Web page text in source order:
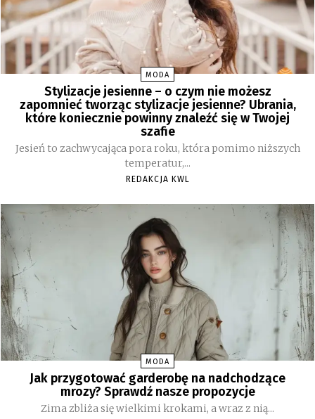
MODA
Stylizacje jesienne – o czym nie możesz
zapomnieć tworząc stylizacje jesienne? Ubrania,
które koniecznie powinny znaleźć się w Twojej
szafie
Jesień to zachwycająca pora roku, która pomimo niższych
temperatur,...
REDAKCJA KWL
MODA
Jak przygotować garderobę na nadchodzące
mrozy? Sprawdź nasze propozycje
Zima zbliża się wielkimi krokami, a wraz z nią...